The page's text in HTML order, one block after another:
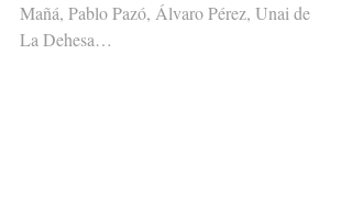
Mañá, Pablo Pazó, Álvaro Pérez, Unai de
La Dehesa…